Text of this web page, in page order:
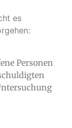
es
Personen